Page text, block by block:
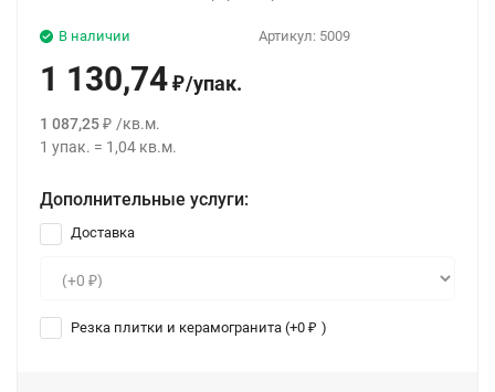
Артикул: 5009
В наличии
1 130,74 ₽/упак.
1 087,25 ₽ /кв.м.
1 упак. = 1,04 кв.м.
Дополнительные услуги:
Доставка
Резка плитки и керамогранита (+0 ₽ )